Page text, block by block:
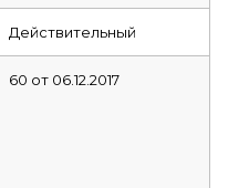
Действительный
60 от 06.12.2017